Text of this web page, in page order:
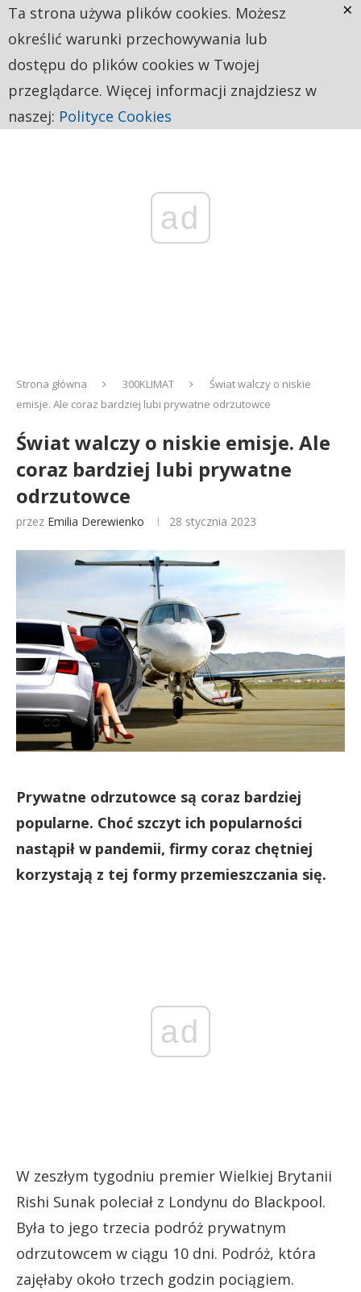
ad
Strona główna 300KLIMAT
Świat walczy o niskie
emisje. Ale coraz bardziej lubi prywatne odrzutowce
Świat walczy o niskie emisje. Ale
coraz bardziej lubi prywatne
odrzutowce
przez Emilia Derewienko 28 stycznia 2023
Prywatne odrzutowce są coraz bardziej
popularne. Choć szczyt ich popularności
nastąpił w pandemii, firmy coraz chętniej
korzystają z tej formy przemieszczania się.
ad
W zeszłym tygodniu premier Wielkiej Brytanii
Rishi Sunak poleciał z Londynu do Blackpool.
Była to jego trzecia podróż prywatnym
odrzutowcem w ciągu 10 dni. Podróż, która
zajęłaby około trzech godzin pociągiem.
Ta strona używa plików cookies. Możesz
określić warunki przechowywania lub
dostępu do plików cookies w Twojej
przeglądarce. Więcej informacji znajdziesz w
naszej: Polityce Cookies
×